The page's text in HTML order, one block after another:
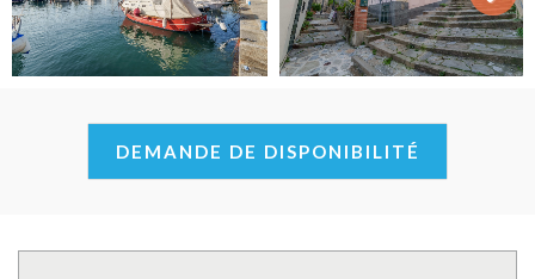
Next
DEMANDE DE DISPONIBILITÉ